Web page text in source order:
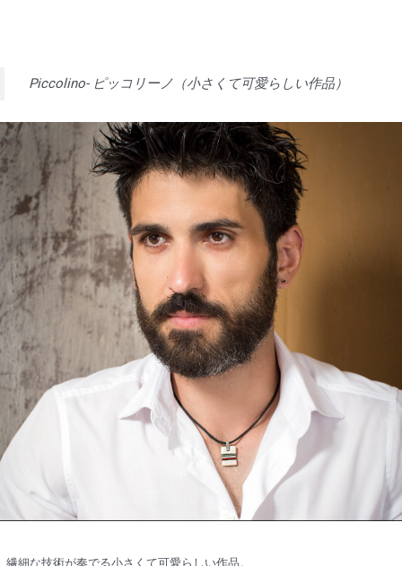
Piccolino- ピッコリーノ（小さくて可愛らしい作品）
繊細な技術が奏でる小さくて可愛らしい作品。